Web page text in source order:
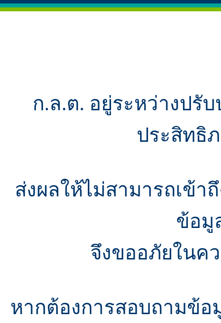
ก.ล.ต. อยู่ระหว่างปรั
ประสิทธิ
ส่งผลให้ไม่สามารถเข้า
ข้อมู
จึงขออภัยในค
หากต้องการสอบถามข้อ